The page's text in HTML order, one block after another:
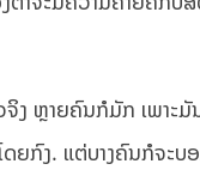
ຈິງ ຫຼາຍຄົນກໍມັກ ເພາະມັ
ດຍກົງ. ແຕ່ບາງຄົນກໍຈະ